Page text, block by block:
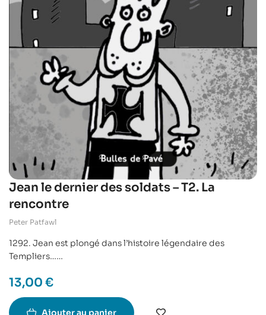
Jean le dernier des soldats – T2. La
rencontre
Peter Patfawl
1292. Jean est plongé dans l’histoire légendaire des
Templiers…
la grande bataille de Chypre contre Saladin, l’ennemi des
Templiers.
Jean, entouré de ses frères d’armes, comprend peu à peu
13,00 €
Ajouter au panier